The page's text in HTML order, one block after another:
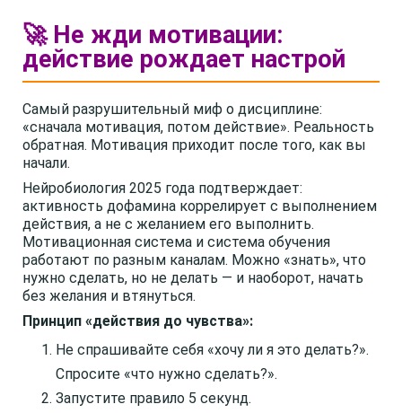
🚀 Не жди мотивации:
действие рождает настрой
Самый разрушительный миф о дисциплине:
«сначала мотивация, потом действие». Реальность
обратная. Мотивация приходит после того, как вы
начали.
Нейробиология 2025 года подтверждает:
активность дофамина коррелирует с выполнением
действия, а не с желанием его выполнить.
Мотивационная система и система обучения
работают по разным каналам. Можно «знать», что
нужно сделать, но не делать — и наоборот, начать
без желания и втянуться.
Принцип «действия до чувства»:
Не спрашивайте себя «хочу ли я это делать?».
Спросите «что нужно сделать?».
Запустите правило 5 секунд.